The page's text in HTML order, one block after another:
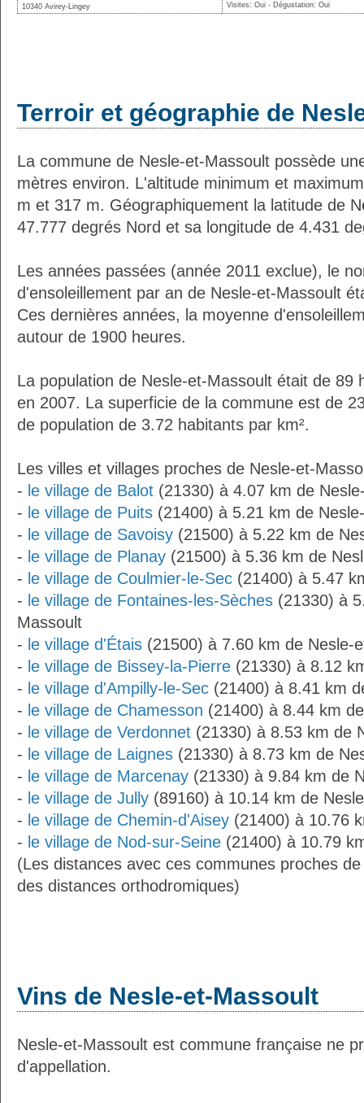
10340 Avirey-Lingey
Visites: Oui - Dégustation: Oui
Terroir et géographie de
La commune de Nesle-et-Massoult possède
mètres environ. L'altitude minimum et
m et 317 m. Géographiquement la latitude de
47.777 degrés Nord et sa longitude de 4.431
Les années passées (année 2011 exclue), le
d'ensoleillement par an de Nesle-et-Massoult
Ces dernières années, la moyenne
autour de 1900 heures.
La population de Nesle-et-Massoult était de 89
en 2007. La superficie de la commune est de
de population de 3.72 habitants par km².
Les villes et villages proches de Nesle-et-
- le village de Balot (21330) à 4.07 km de
- le village de Puits (21400) à 5.21 km de
- le village de Savoisy (21500) à 5.22 km de
- le village de Planay (21500) à 5.36 km de
- le village de Coulmier-le-Sec (21400) à 5.47
- le village de Fontaines-les-Sèches (21330) à
Massoult
- le village d'Étais (21500) à 7.60 km de Nesle-
- le village de Bissey-la-Pierre (21330) à 8.12
- le village d'Ampilly-le-Sec (21400) à 8.41 km
- le village de Chamesson (21400) à 8.44 km
- le village de Verdonnet (21330) à 8.53 km de
- le village de Laignes (21330) à 8.73 km de
- le village de Marcenay (21330) à 9.84 km de
- le village de Jully (89160) à 10.14 km de
- le village de Chemin-d'Aisey (21400) à 10.76
- le village de Nod-sur-Seine (21400) à 10.79
(Les distances avec ces communes proches
des distances orthodromiques)
Vins de Nesle-et-Massoult
Nesle-et-Massoult est commune française ne
d'appellation.